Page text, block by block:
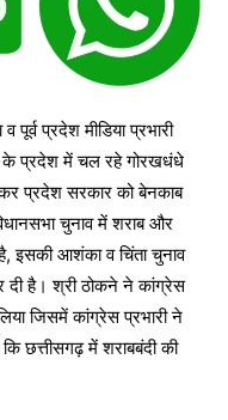
पूर्व प्रदेश मीडिया प्रभारी
के प्रदेश में चल रहे गोरखधंधे
प्रदेश सरकार को बेनकाब
चुनाव में शराब और
इसकी आशंका व चिंता चुनाव
दी है। श्री ठोकने ने कांग्रेस
जिसमें कांग्रेस प्रभारी ने
छत्तीसगढ़ में शराबबंदी की